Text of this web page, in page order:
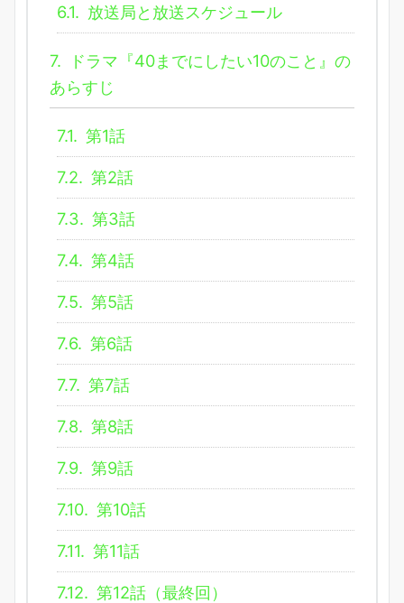
6.1. 放送局と放送スケジュール
7.
ドラマ『40までにしたい10のこと』の
あらすじ
7.1. 第1話
7.2. 第2話
7.3. 第3話
7.4. 第4話
7.5. 第5話
7.6. 第6話
7.7. 第7話
7.8. 第8話
7.9. 第9話
7.10. 第10話
7.11. 第11話
7.12. 第12話（最終回）